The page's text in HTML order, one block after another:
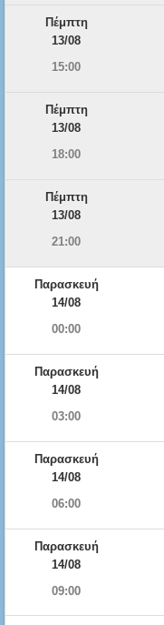
Πέμπτη
13/08
15:00
Πέμπτη
13/08
18:00
Πέμπτη
13/08
21:00
Παρασκευή
14/08
00:00
Παρασκευή
14/08
03:00
Παρασκευή
14/08
06:00
Παρασκευή
14/08
09:00